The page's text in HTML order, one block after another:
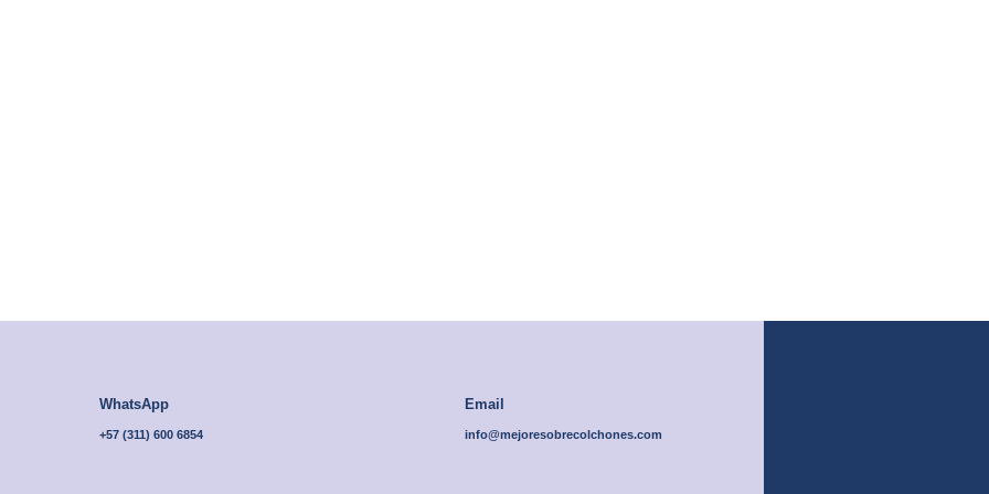
WhatsApp
+57 (311) 600 6854
Email
info@mejoresobrecolchones.com